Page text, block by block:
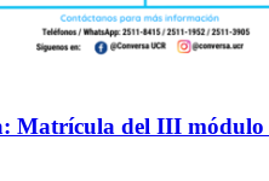
Matrícula del III módulo